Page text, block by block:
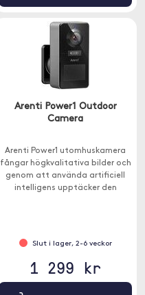
Arenti Power1 Outdoor
Camera
Arenti Power1 utomhuskamera
fångar högkvalitativa bilder och
genom att använda artificiell
intelligens upptäcker den
Slut i lager, 2-6 veckor
1 299 kr